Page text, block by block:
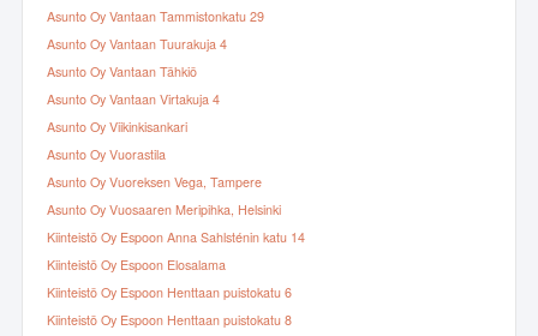
Asunto Oy Vantaan Tammistonkatu 29
Asunto Oy Vantaan Tuurakuja 4
Asunto Oy Vantaan Tähkiö
Asunto Oy Vantaan Virtakuja 4
Asunto Oy Viikinkisankari
Asunto Oy Vuorastila
Asunto Oy Vuoreksen Vega, Tampere
Asunto Oy Vuosaaren Meripihka, Helsinki
Kiinteistö Oy Espoon Anna Sahlsténin katu 14
Kiinteistö Oy Espoon Elosalama
Kiinteistö Oy Espoon Henttaan puistokatu 6
Kiinteistö Oy Espoon Henttaan puistokatu 8